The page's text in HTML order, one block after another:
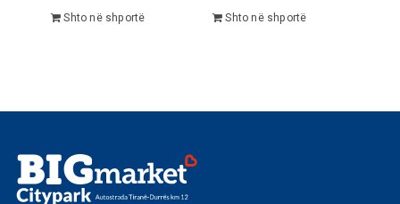
Shto në shportë Shto në shportë